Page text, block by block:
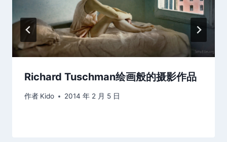
Richard Tuschman绘画般的摄影作品
作者 Kido 2014 年 2 月 5 日